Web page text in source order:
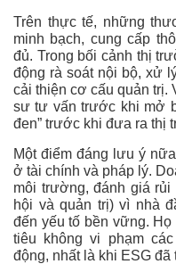
Trên thực tế, những
minh bạch, cung cấp
đủ. Trong bối cảnh thị
động rà soát nội bộ, xử
cải thiện cơ cấu quản trị.
sư tư vấn trước khi mở
đen” trước khi đưa ra thị
Một điểm đáng lưu ý
ở tài chính và pháp lý.
môi trường, đánh giá
hội và quản trị) vì nhà
đến yếu tố bền vững.
tiêu không vi phạm
động, nhất là khi ESG